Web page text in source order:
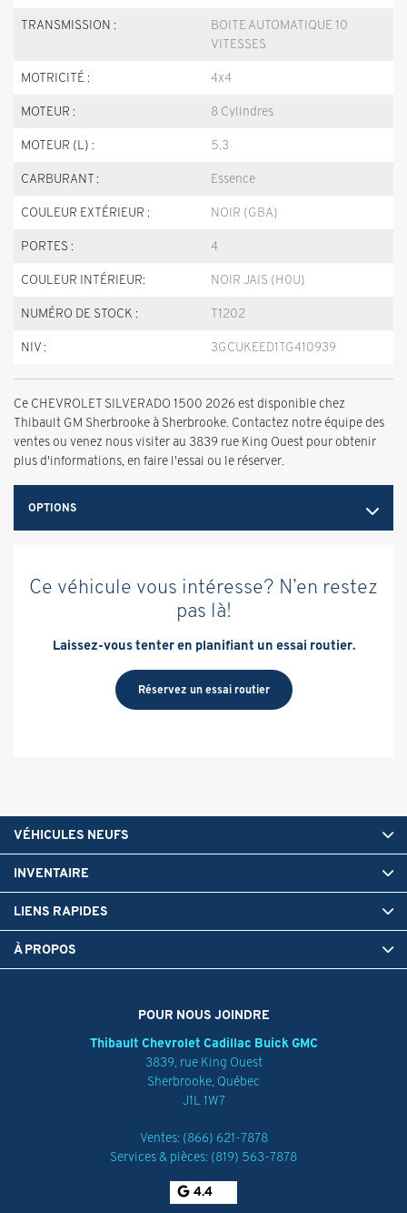
TRANSMISSION :
BOITE AUTOMATIQUE 10
VITESSES
MOTRICITÉ : 4x4
MOTEUR : 8 Cylindres
MOTEUR (L) : 5.3
CARBURANT : Essence
COULEUR EXTÉRIEUR : NOIR (GBA)
PORTES : 4
COULEUR INTÉRIEUR: NOIR JAIS (H0U)
NUMÉRO DE STOCK : T1202
NIV : 3GCUKEED1TG410939
Ce CHEVROLET SILVERADO 1500 2026 est disponible chez
Thibault GM Sherbrooke à Sherbrooke. Contactez notre équipe des
ventes ou venez nous visiter au 3839 rue King Ouest pour obtenir
plus d'informations, en faire l'essai ou le réserver.
OPTIONS
Ce véhicule vous intéresse? N’en restez
pas là!
Laissez-vous tenter en planifiant un essai routier.
Réservez un essai routier
POUR NOUS JOINDRE
Thibault Chevrolet Cadillac Buick GMC
3839, rue King Ouest
Sherbrooke, Québec
J1L 1W7
Ventes: (866) 621-7878
Services & pièces: (819) 563-7878
4.4
VÉHICULES NEUFS
INVENTAIRE
LIENS RAPIDES
À PROPOS